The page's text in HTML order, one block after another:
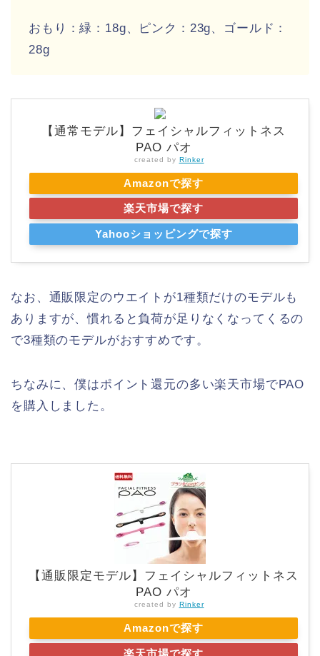
おもり：緑：18g、ピンク：23g、ゴールド：
28g
【通常モデル】フェイシャルフィットネス
PAO パオ
created by Rinker
Amazonで探す
楽天市場で探す
Yahooショッピングで探す
なお、通販限定のウエイトが1種類だけのモデルも
ありますが、慣れると負荷が足りなくなってくるの
で3種類のモデルがおすすめです。
ちなみに、僕はポイント還元の多い楽天市場でPAO
を購入しました。
【通販限定モデル】フェイシャルフィットネス
PAO パオ
created by Rinker
Amazonで探す
楽天市場で探す